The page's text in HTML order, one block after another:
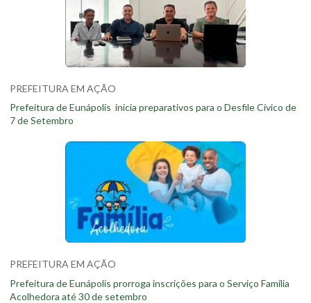
PREFEITURA EM AÇÃO
Prefeitura de Eunápolis inicia preparativos para o Desfile Cívico de
7 de Setembro
PREFEITURA EM AÇÃO
Prefeitura de Eunápolis prorroga inscrições para o Serviço Família
Acolhedora até 30 de setembro